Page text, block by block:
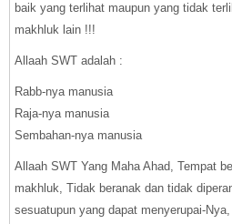
baik yang terlihat maupun yang tidak
makhluk lain !!!
Allaah SWT adalah :
Rabb-nya manusia
Raja-nya manusia
Sembahan-nya manusia
Allaah SWT Yang Maha Ahad, Tempat
makhluk, Tidak beranak dan tidak
sesuatupun yang dapat menyerupai-